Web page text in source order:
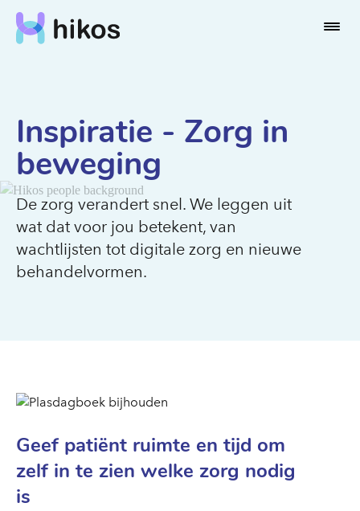
Inspiratie - Zorg in
beweging
De zorg verandert snel. We leggen uit
wat dat voor jou betekent, van
wachtlijsten tot digitale zorg en nieuwe
behandelvormen.
Geef patiënt ruimte en tijd om
zelf in te zien welke zorg nodig
is